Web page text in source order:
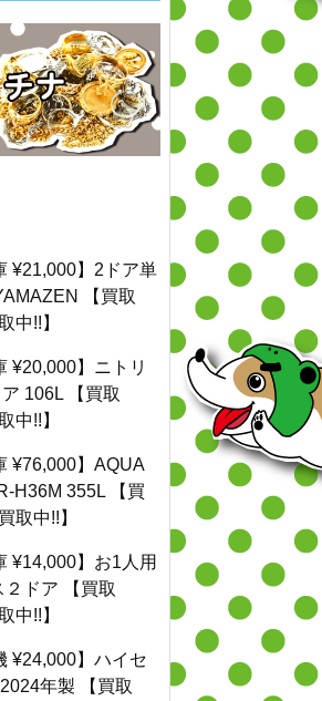
¥21,000】2ドア単
【買取
中!!】
¥20,000】ニトリ
106L 【買取
中!!】
¥76,000】AQUA
H36M 355L 【買
取中!!】
¥14,000】お1人用
ドア 【買取
中!!】
¥24,000】ハイセ
年製 【買取